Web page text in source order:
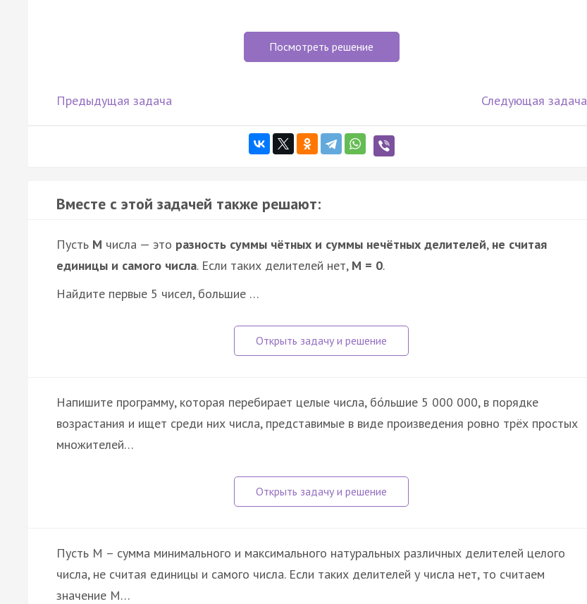
Посмотреть решение
Предыдущая задача Следующая задача
Вместе с этой задачей также решают:
Пусть M числа — это разность суммы чётных и суммы нечётных делителей, не считая
единицы и самого числа. Если таких делителей нет, M = 0.
Найдите первые 5 чисел, большие …
Напишите программу, которая перебирает целые числа, бо́льшие 5 000 000, в порядке
возрастания и ищет среди них числа, представимые в виде произведения ровно трёх простых
множителей…
Пусть M – сумма минимального и максимального натуральных различных делителей целого
числа, не считая единицы и самого числа. Если таких делителей у числа нет, то считаем
значение M…